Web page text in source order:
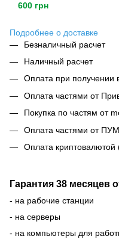
600 грн
Подробнее о доставке
Безналичный расчет
Наличный расчет
Оплата при получении
Оплата частями от
Покупка по частям от
Оплата частями от
Оплата криптовалютой
Гарантия 38 месяцев
- на рабочие станции
- на серверы
- на компьютеры для